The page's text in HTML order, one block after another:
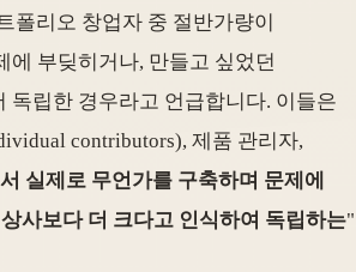
폴리오 창업자 중 절반가량이
에 부딪히거나, 만들고 싶었던
독립한 경우라고 언급합니다. 이들은
contributors), 제품 관리자,
실제로 무언가를 구축하며 문제에
사보다 더 크다고 인식하여 독립하는"